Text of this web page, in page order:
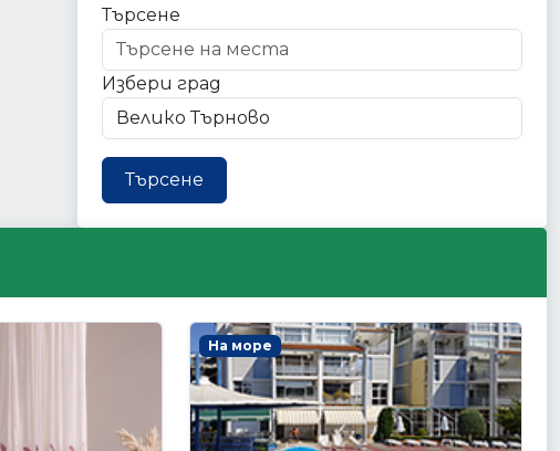
Търсене
Избери град
Търсене
Интериорни врати